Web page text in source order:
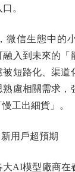
。
信生態中的小
入到未來的「
短路化、渠道
慮相關需求，
工出細貨」。
用戶超預期
AI模型廠商在